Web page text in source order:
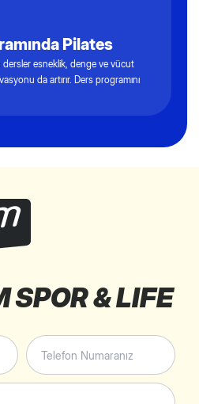
Pilates
dersler esneklik, denge ve vücut
da artırır. Ders programını
SPOR& LIFE